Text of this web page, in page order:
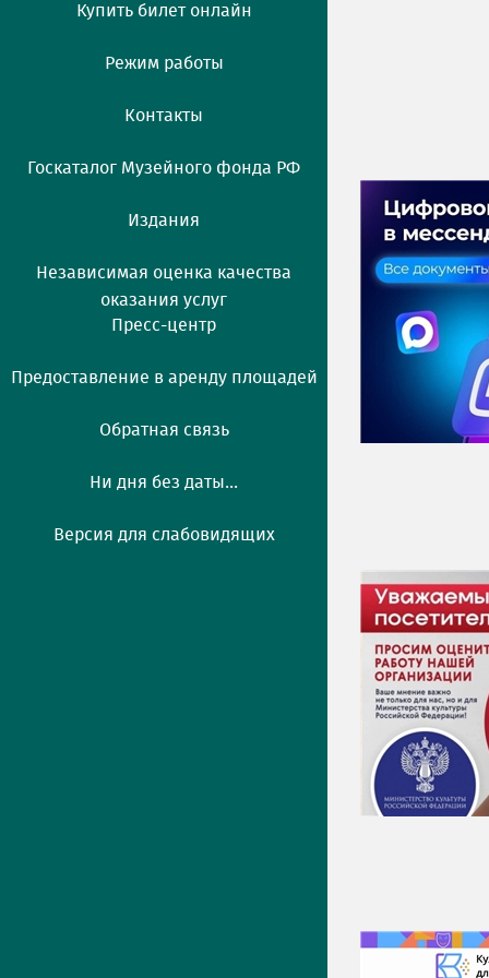
Купить билет онлайн
Режим работы
Контакты
Госкаталог Музейного фонда РФ
Издания
Независимая оценка качества
оказания услуг
Пресс-центр
Предоставление в аренду площадей
Обратная связь
Ни дня без даты...
Версия для слабовидящих